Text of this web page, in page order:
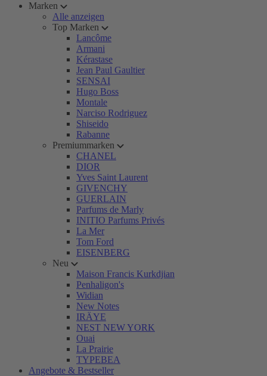
Marken
Alle anzeigen
Top Marken
Lancôme
Armani
Kérastase
Jean Paul Gaultier
SENSAI
Hugo Boss
Montale
Narciso Rodriguez
Shiseido
Rabanne
Premiummarken
CHANEL
DIOR
Yves Saint Laurent
GIVENCHY
GUERLAIN
Parfums de Marly
INITIO Parfums Privés
La Mer
Tom Ford
EISENBERG
Neu
Maison Francis Kurkdjian
Penhaligon's
Widian
New Notes
IRÄYE
NEST NEW YORK
Ouai
La Prairie
TYPEBEA
Angebote & Bestseller